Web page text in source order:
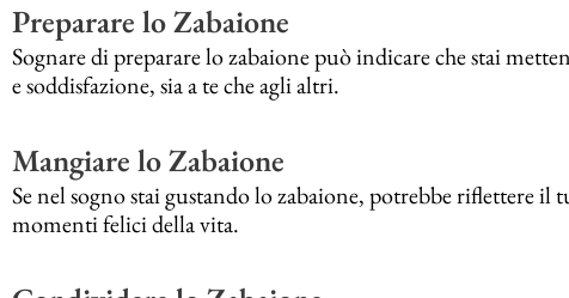
Preparare lo Zabaione
Sognare di preparare lo zabaione può indicare che stai
e soddisfazione, sia a te che agli altri.
Mangiare lo Zabaione
Se nel sogno stai gustando lo zabaione, potrebbe riflettere
momenti felici della vita.